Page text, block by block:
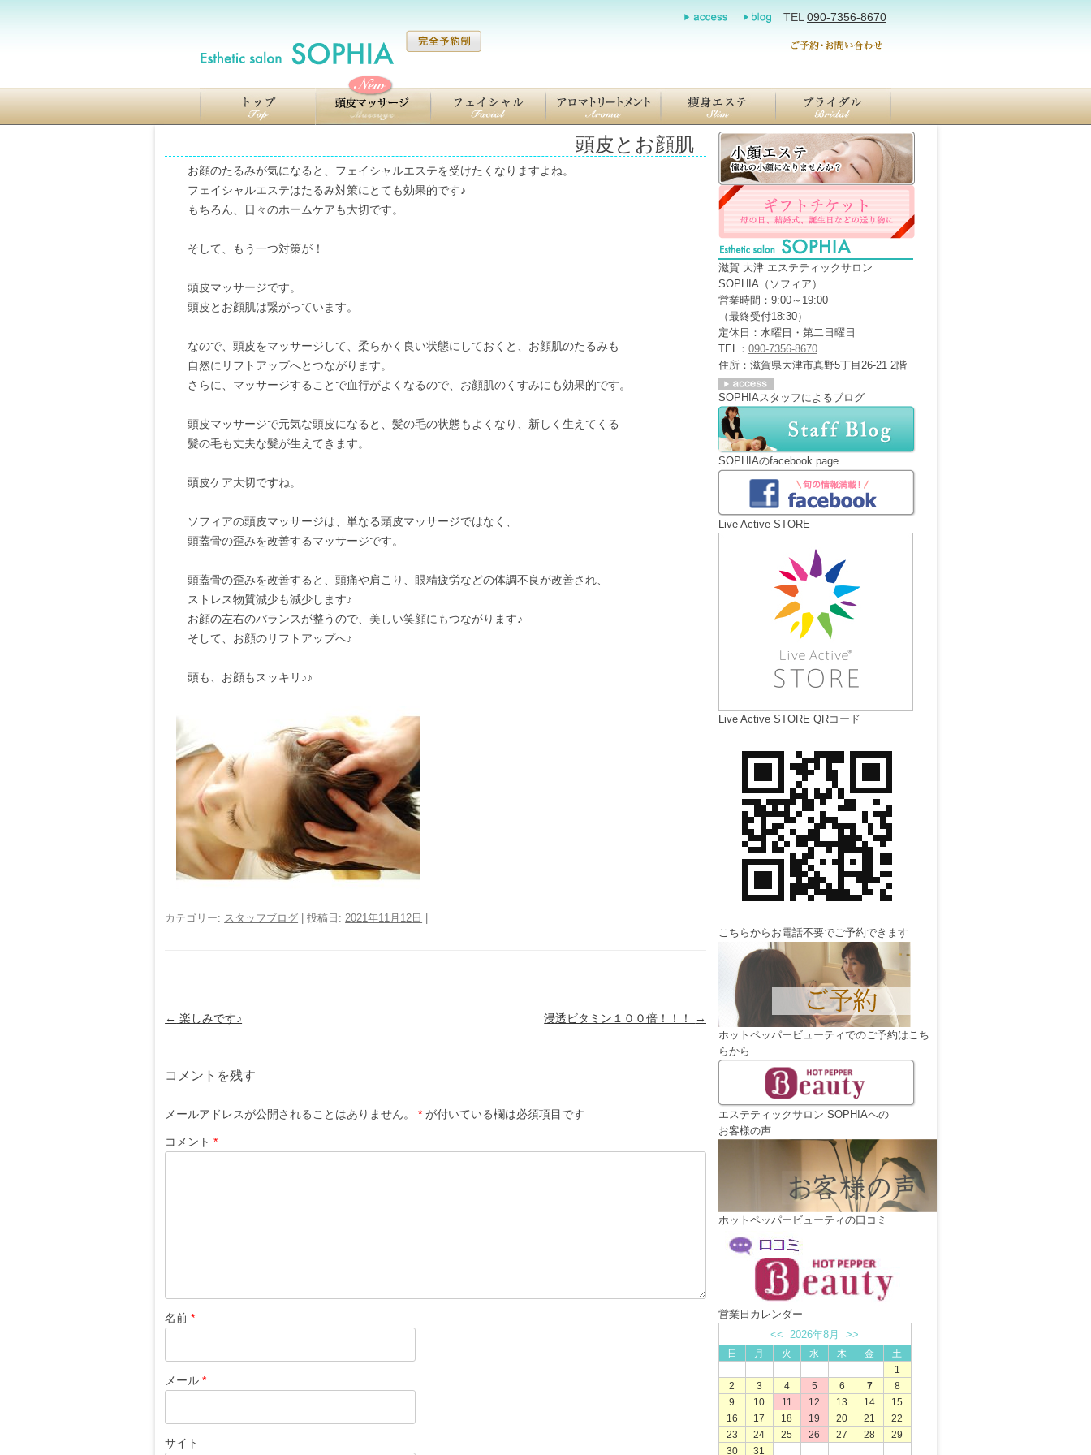
TEL 090-7356-8670
頭皮とお顔肌
お顔のたるみが気になると、フェイシャルエステを受けたくなりますよね。
フェイシャルエステはたるみ対策にとても効果的です♪
もちろん、日々のホームケアも大切です。
そして、もう一つ対策が！
頭皮マッサージです。
頭皮とお顔肌は繋がっています。
なので、頭皮をマッサージして、柔らかく良い状態にしておくと、お顔肌のたるみも
自然にリフトアップへとつながります。
さらに、マッサージすることで血行がよくなるので、お顔肌のくすみにも効果的です。
頭皮マッサージで元気な頭皮になると、髪の毛の状態もよくなり、新しく生えてくる
髪の毛も丈夫な髪が生えてきます。
頭皮ケア大切ですね。
ソフィアの頭皮マッサージは、単なる頭皮マッサージではなく、
頭蓋骨の歪みを改善するマッサージです。
頭蓋骨の歪みを改善すると、頭痛や肩こり、眼精疲労などの体調不良が改善され、
ストレス物質減少も減少します♪
お顔の左右のバランスが整うので、美しい笑顔にもつながります♪
そして、お顔のリフトアップへ♪
頭も、お顔もスッキリ♪♪
カテゴリー: スタッフブログ | 投稿日: 2021年11月12日 |
投
ビ
ー
ョ
← 楽しみです♪ 浸透ビタミン１００倍！！！ →
コメントを残す
メールアドレスが公開されることはありません。 * が付いている欄は必須項目です
コメント*
名前*
メール*
サイト
滋賀 大津 エステティックサロン
SOPHIA（ソフィア）
営業時間：9:00～19:00
（最終受付18:30）
定休日：水曜日・第二日曜日
TEL： 090-7356-8670
住所：滋賀県大津市真野5丁目26-21 2階
SOPHIAスタッフによるブログ
SOPHIAのfacebook page
Live Active STORE
Live Active STORE QRコード
こちらからお電話不要でご予約できます
ホットペッパービューティでのご予約はこち
らから
エステティックサロン SOPHIAへの
お客様の声
ホットペッパービューティの口コミ
営業日カレンダー
<< 2026年8月>>
日 月 火 水 木 金
土
1
2
3 4 5 6 7
8
9
10 11 12 13 14
15
16
17 18 19 20 21
22
23
24 25 26 27 28
29
30
31